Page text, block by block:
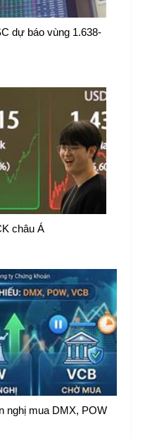
dự báo vùng 1.638-
châu Á
nghị mua DMX, POW